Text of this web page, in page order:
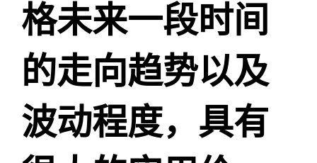
格未来一段时间
的走向趋势以及
波动程度，具有